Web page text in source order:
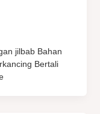
jilbab Bahan
Bertali